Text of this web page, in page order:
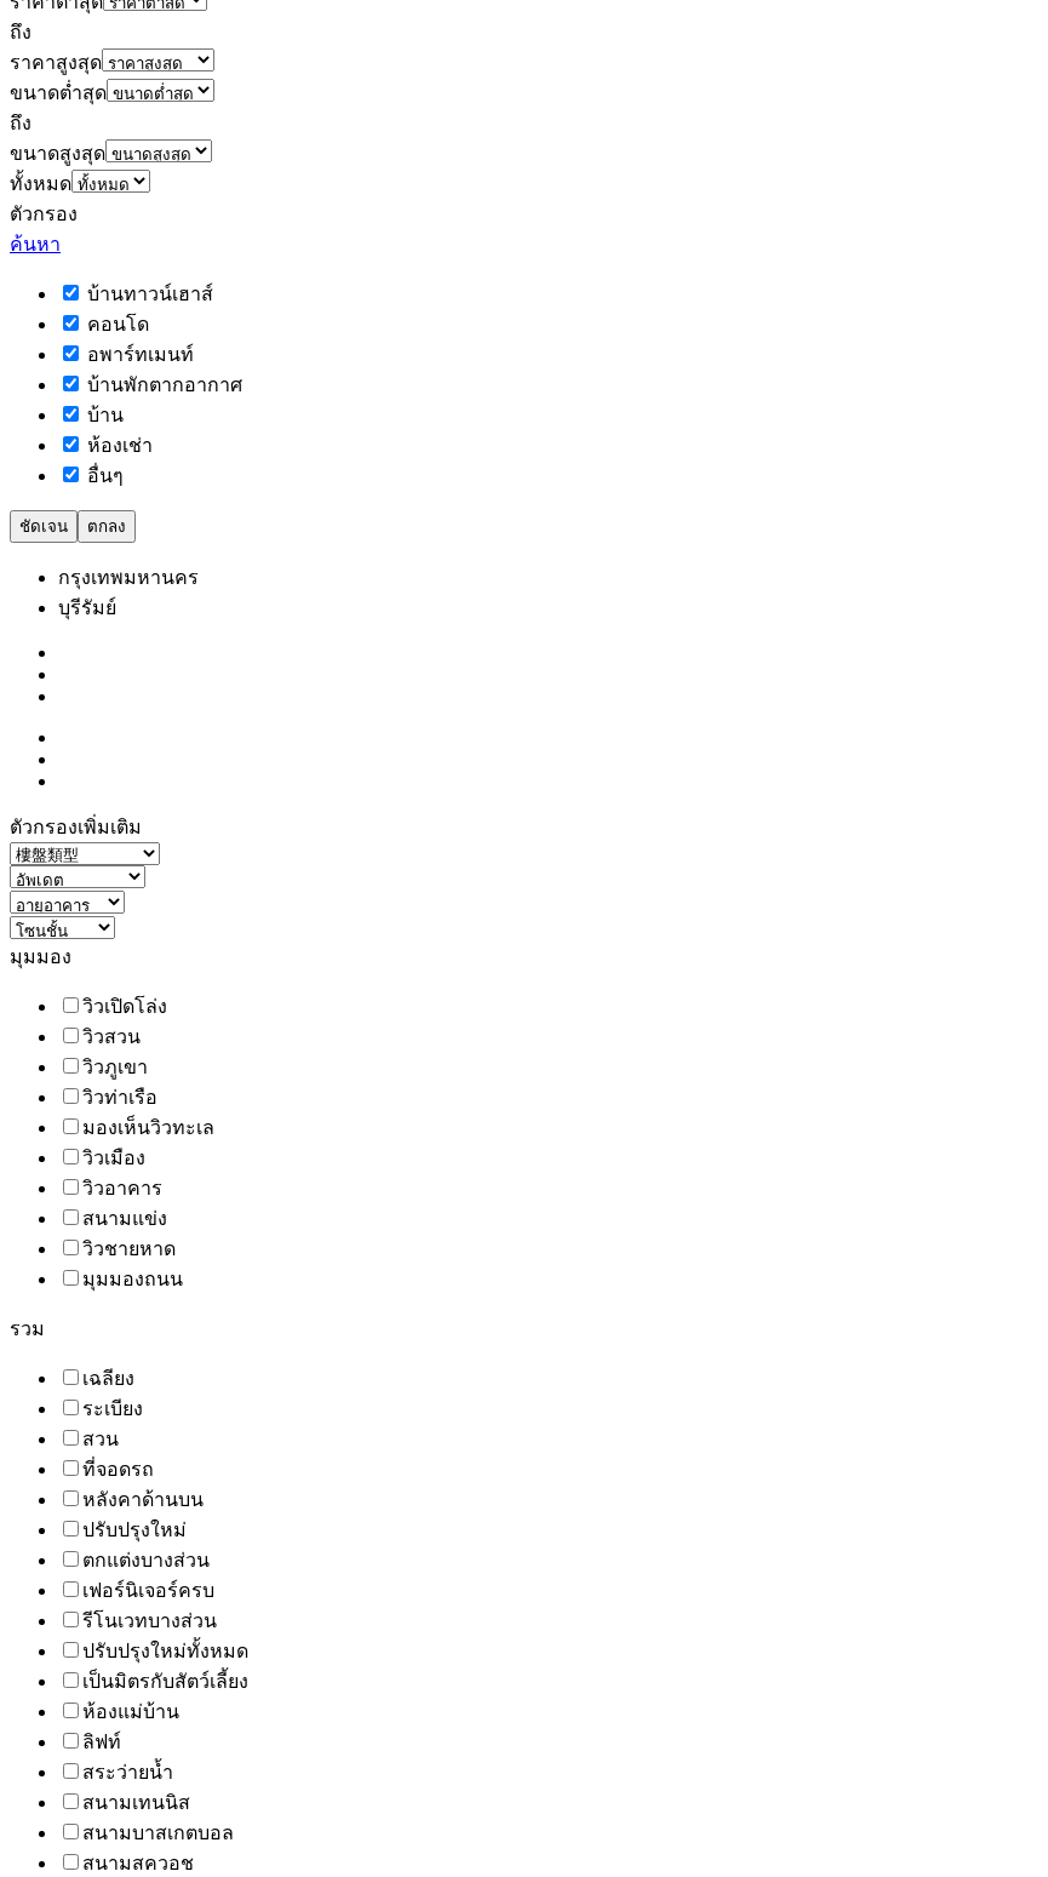
ถึง
ราคาสูงสุด
ขนาดต่ำสุด
ถึง
ขนาดสูงสุด
ทั้งหมด
ตัวกรอง
ค้นหา
บ้านทาวน์เฮาส์
คอนโด
อพาร์ทเมนท์
บ้านพักตากอากาศ
บ้าน
ห้องเช่า
อื่นๆ
ชัดเจน ตกลง
กรุงเทพมหานคร
บุรีรัมย์
ตัวกรองเพิ่มเติม
มุมมอง
วิวเปิดโล่ง
วิวสวน
วิวภูเขา
วิวท่าเรือ
มองเห็นวิวทะเล
วิวเมือง
วิวอาคาร
สนามแข่ง
วิวชายหาด
มุมมองถนน
รวม
เฉลียง
ระเบียง
สวน
ที่จอดรถ
หลังคาด้านบน
ปรับปรุงใหม่
ตกแต่งบางส่วน
เฟอร์นิเจอร์ครบ
รีโนเวทบางส่วน
ปรับปรุงใหม่ทั้งหมด
เป็นมิตรกับสัตว์เลี้ยง
ห้องแม่บ้าน
ลิฟท์
สระว่ายน้ำ
สนามเทนนิส
สนามบาสเกตบอล
สนามสควอช